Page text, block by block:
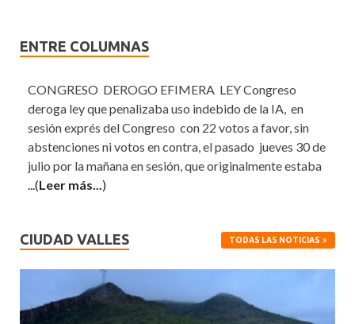
ENTRE COLUMNAS
CONGRESO DEROGO EFIMERA LEY Congreso
deroga ley que penalizaba uso indebido de la IA, en
sesión exprés del Congreso con 22 votos a favor, sin
abstenciones ni votos en contra, el pasado jueves 30 de
julio por la mañana en sesión, que originalmente estaba
...(Leer más... )
CIUDAD VALLES TODAS LAS NOTICIAS